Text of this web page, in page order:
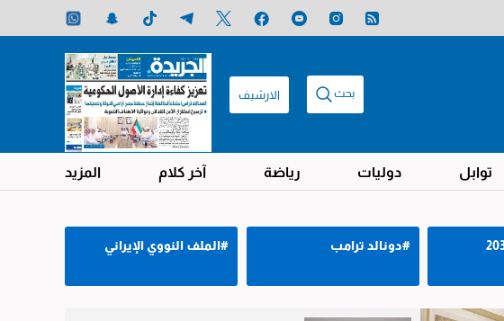
بحث الارشيف
توابل دوليات رياضة آخر كلام المزيد
#دونالد ترامب #الملف النووي الإيراني